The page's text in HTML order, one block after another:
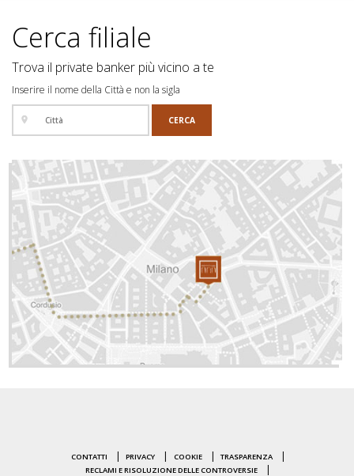
Cerca filiale
Trova il private banker più vicino a te
Inserire il nome della Città e non la sigla
CONTATTI PRIVACY COOKIE
TRASPARENZA
RECLAMI E RISOLUZIONE DELLE CONTROVERSIE